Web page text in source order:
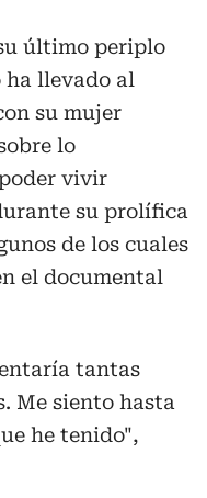
último periplo
llevado al
su mujer
lo
vivir
su prolífica
de los cuales
el documental
tantas
Me siento hasta
he tenido",